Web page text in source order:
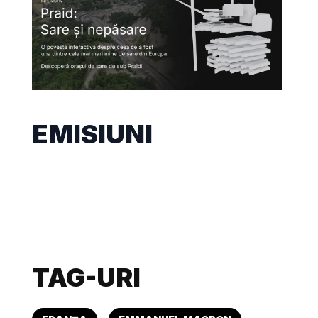
EMISIUNI
TAG-URI